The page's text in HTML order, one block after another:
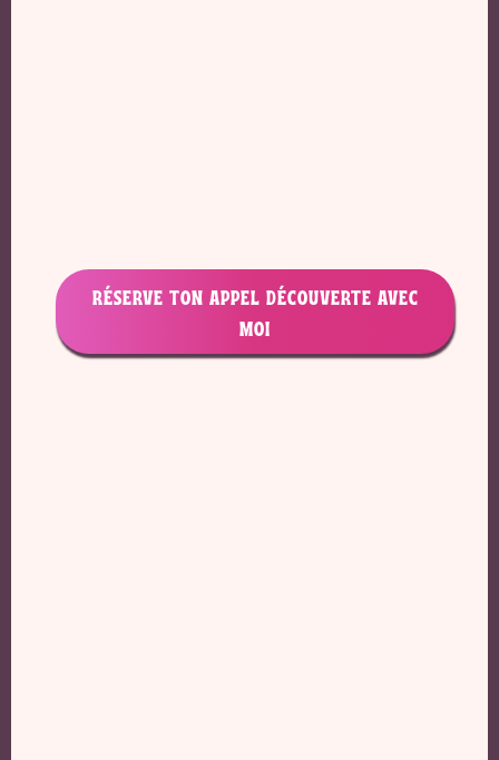
RÉSERVE TON APPEL DÉCOUVERTE AVEC
MOI